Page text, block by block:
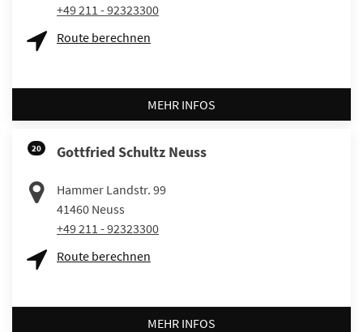
+49 211 - 92323300
Route berechnen
MEHR INFOS
20 Gottfried Schultz Neuss
Hammer Landstr. 99
41460 Neuss
+49 211 - 92323300
Route berechnen
MEHR INFOS